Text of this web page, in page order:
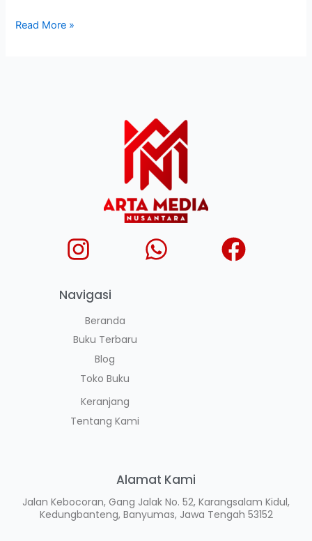
Read More »
Navigasi
Beranda
Buku Terbaru
Blog
Toko Buku
Keranjang
Tentang Kami
Alamat Kami
Jalan Kebocoran, Gang Jalak No. 52, Karangsalam Kidul,
Kedungbanteng, Banyumas, Jawa Tengah 53152